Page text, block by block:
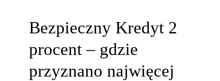
Bezpieczny Kredyt 2
procent – gdzie
przyznano najwięcej